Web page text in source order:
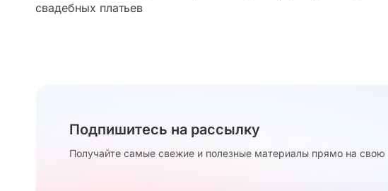
свадебных платьев
Подпишитесь на рассылку
Получайте самые свежие и полезные материалы прямо на свою